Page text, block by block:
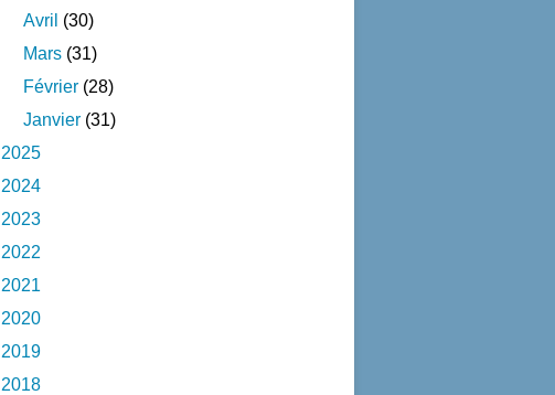
Avril (30)
Mars (31)
Février (28)
Janvier (31)
2025
2024
2023
2022
2021
2020
2019
2018